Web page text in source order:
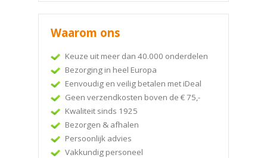
Waarom ons
Keuze uit meer dan 40.000 onderdelen
Bezorging in heel Europa
Eenvoudig en veilig betalen met iDeal
Geen verzendkosten boven de € 75,-
Kwaliteit sinds 1925
Bezorgen & afhalen
Persoonlijk advies
Vakkundig personeel